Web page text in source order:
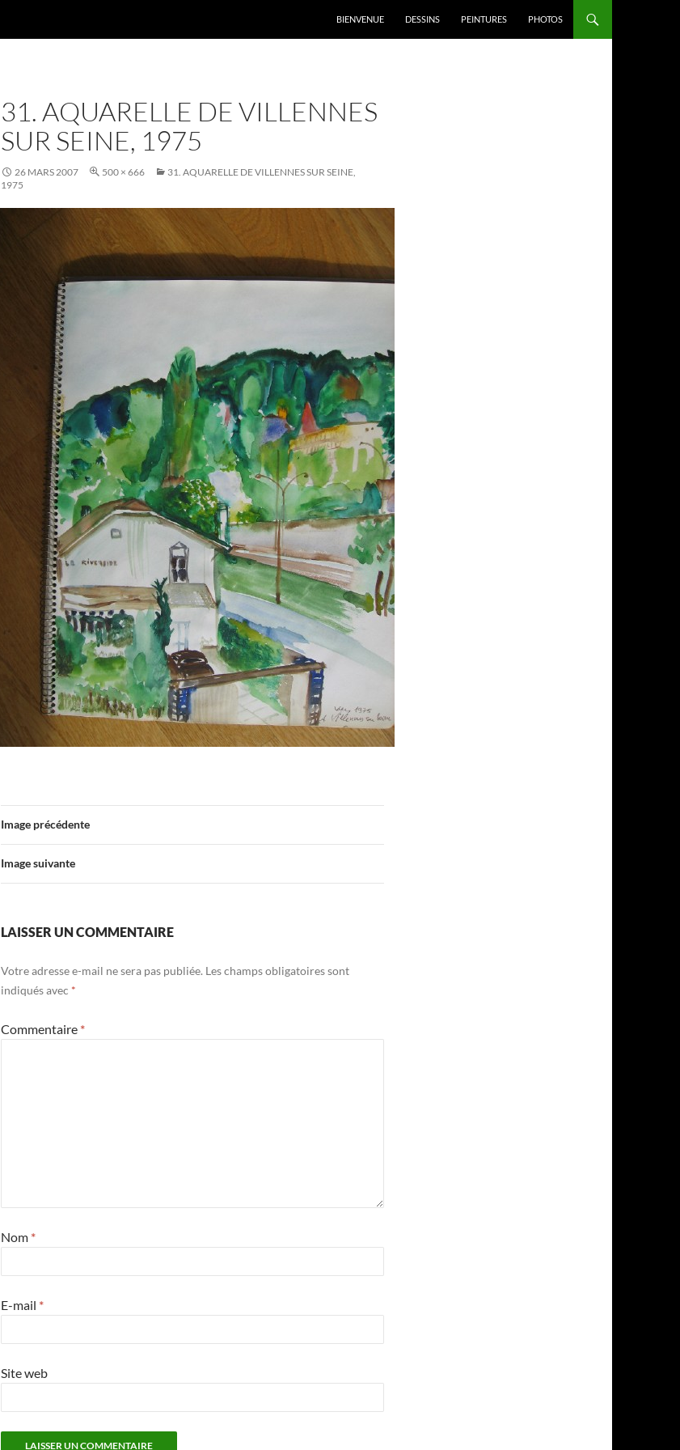
BIENVENUE DESSINS PEINTURES PHOTOS
31. AQUARELLE DE VILLENNES
SUR SEINE, 1975
26 MARS 2007 500 × 666
31. AQUARELLE DE VILLENNES SUR SEINE,
1975
Image précédente
Image suivante
LAISSER UN COMMENTAIRE
Votre adresse e-mail ne sera pas publiée. Les champs obligatoires sont
indiqués avec *
Commentaire *
Nom *
E-mail *
Site web